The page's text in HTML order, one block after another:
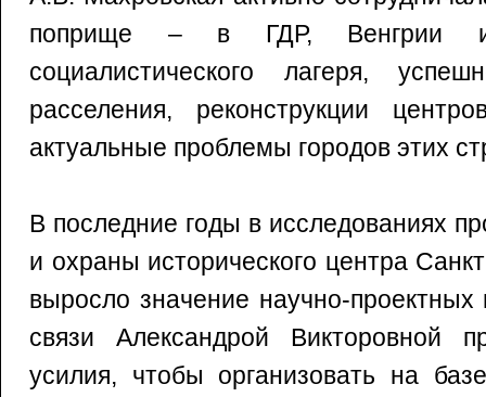
поприще – в ГДР, Венгрии и
социалистического лагеря,
расселения, реконструкции
актуальные проблемы городов этих
В последние годы в исследованиях
и охраны исторического центра
выросло значение научно-
связи Александрой Викторовной
усилия, чтобы организовать на